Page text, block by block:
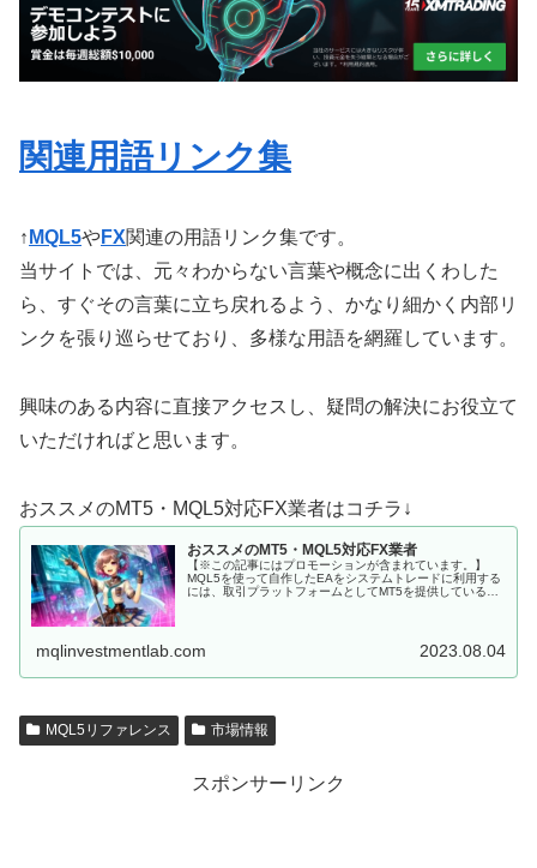
関連用語リンク集
↑ MQL5やFX関連の用語リンク集です。
当サイトでは、元々わからない言葉や概念に出くわした
ら、すぐその言葉に立ち戻れるよう、かなり細かく内部リ
ンクを張り巡らせており、多様な用語を網羅しています。
興味のある内容に直接アクセスし、疑問の解決にお役立て
いただければと思います。
おススメのMT5・MQL5対応FX業者はコチラ↓
おススメのMT5・MQL5対応FX業者
【※この記事にはプロモーションが含まれています。】
MQL5を使って自作したEAをシステムトレードに利用する
には、取引プラットフォームとしてMT5を提供しているFX
mqlinvestmentlab.com 2023.08.04
MQL5リファレンス 市場情報
スポンサーリンク